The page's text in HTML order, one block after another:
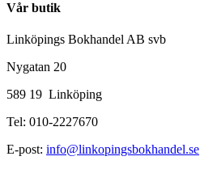
Vår butik
Linköpings Bokhandel AB svb
Nygatan 20
589 19 Linköping
Tel: 010-2227670
E-post: info@linkopingsbokhandel.se